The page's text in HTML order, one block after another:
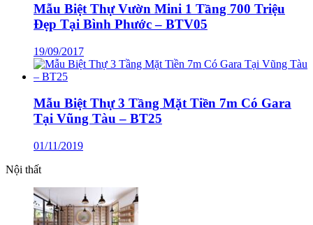
Mẫu Biệt Thự Vườn Mini 1 Tầng 700 Triệu
Đẹp Tại Bình Phước – BTV05
19/09/2017
Mẫu Biệt Thự 3 Tầng Mặt Tiền 7m Có Gara
Tại Vũng Tàu – BT25
01/11/2019
Nội thất